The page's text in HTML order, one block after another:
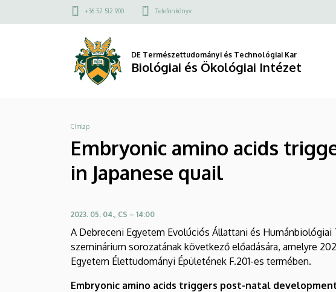
Embryonic
developmental
programming
Japanese
a
Felső
menü
+36 52 512 900 Telefonkönyv
DE Természettudományi és Technológiai Kar
Biológiai és Ökológiai Intézet
Morzsa
Címlap
Embryonic amino acids
in Japanese quail
2023. 05. 04., CS – 14:00
A Debreceni Egyetem Evolúciós Állattani és
szeminárium sorozatának következő előadására, amelyre
Egyetem Élettudományi Épületének F.201-es termében.
Embryonic amino acids triggers post-natal